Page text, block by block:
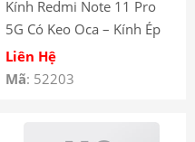
Kính Redmi Note 11 Pro
5G Có Keo Oca – Kính Ép
Màn Hình Redmi Note 11
Pro 5G có keo OCA
Liên Hệ
Mã: 52203